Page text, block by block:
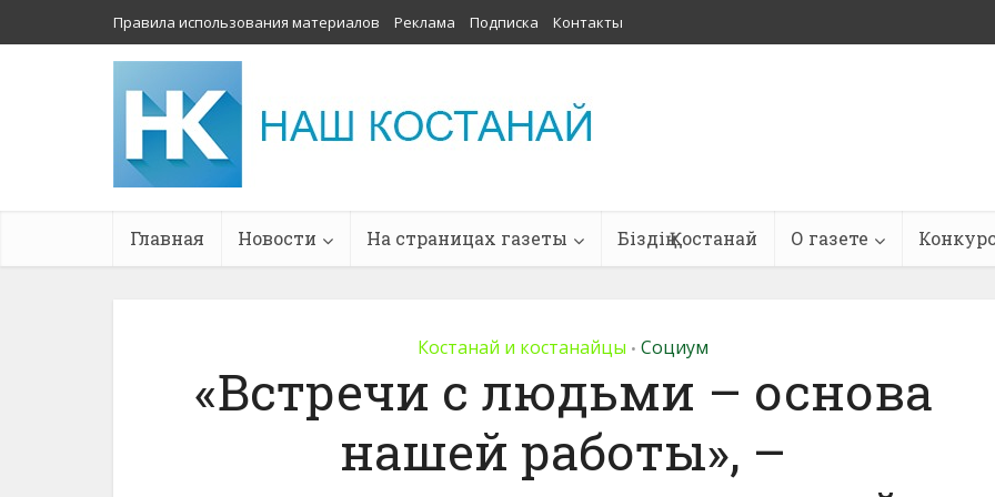
Правила использования материалов Реклама Подписка Контакты
Главная Новости На страницах газеты Біздің Қостанай О газете
Костанай и костанайцы • Социум
«Встречи с людьми – основа
нашей работы», –